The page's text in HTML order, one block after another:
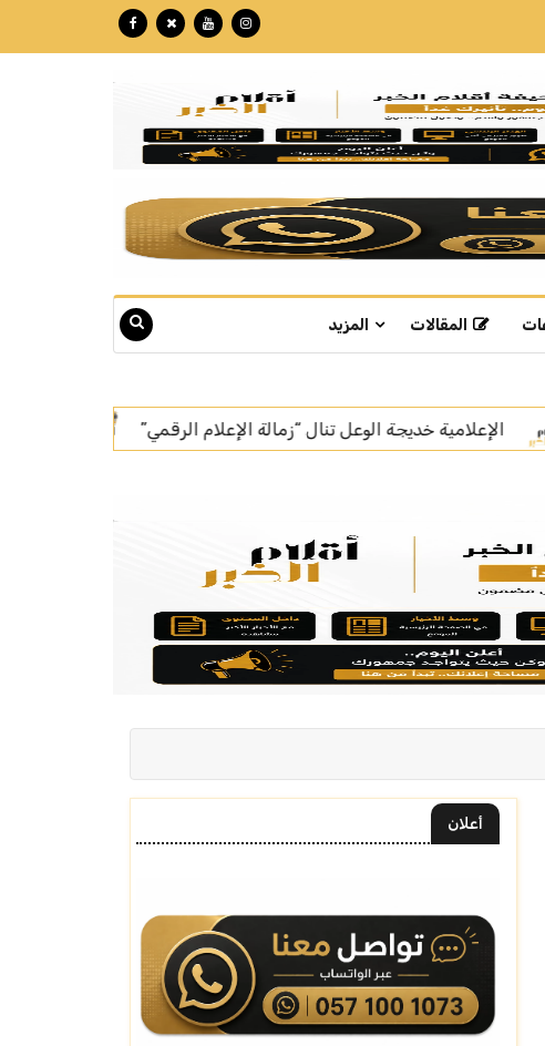
المقالات المزيد
الرقمي” بتكللة تجاوزت الـ 60 مليون ريال.. "نبع" تبوك تنهي تركيب أسرع خط إنتاج للمياه في العالم
أعلان